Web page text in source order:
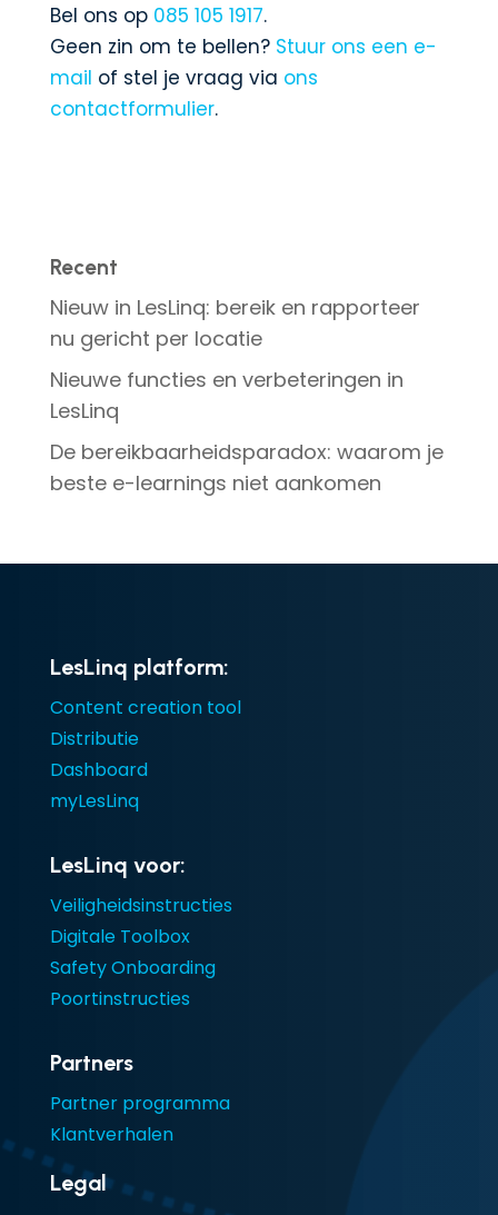
Bel ons op 085 105 1917.
Geen zin om te bellen? Stuur ons een e-
mail of stel je vraag via ons
contactformulier.
Recent
Nieuw in LesLinq: bereik en rapporteer
nu gericht per locatie
Nieuwe functies en verbeteringen in
LesLinq
De bereikbaarheidsparadox: waarom je
beste e-learnings niet aankomen
LesLinq platform:
Content creation tool
Distributie
Dashboard
myLesLinq
LesLinq voor:
Veiligheidsinstructies
Digitale Toolbox
Safety Onboarding
Poortinstructies
Partners
Partner programma
Klantverhalen
Legal